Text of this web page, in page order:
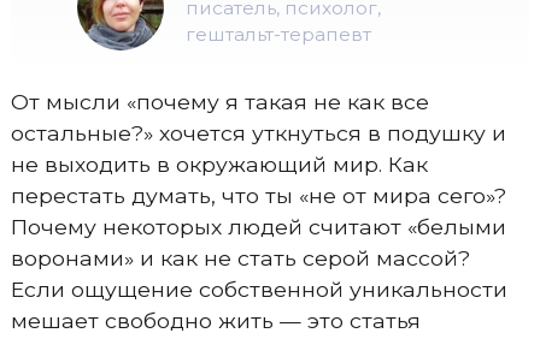
писатель, психолог,
гештальт-терапевт
От мысли «почему я такая не как все
остальные?» хочется уткнуться в подушку и
не выходить в окружающий мир. Как
перестать думать, что ты «не от мира сего»?
Почему некоторых людей считают «белыми
воронами» и как не стать серой массой?
Если ощущение собственной уникальности
мешает свободно жить — это статья